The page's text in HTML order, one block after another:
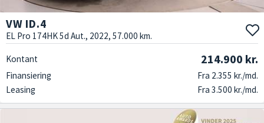
VW ID.4
EL Pro 174HK 5d Aut., 2022, 57.000 km.
Kontant 214.900 kr.
Finansiering
Fra 2.355 kr./md.
Leasing
Fra 3.500 kr./md.